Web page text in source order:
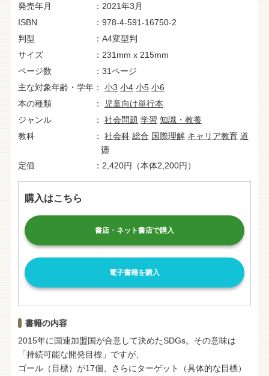
発売年月
2021年3月
ISBN
978-4-591-16750-2
判型
A4変型判
サイズ
231mm x 215mm
ページ数
31ページ
主な対象年齢・学年
小3 小4 小5 小6
本の種類
児童向け単行本
ジャンル
社会問題 学習 知識・教養
教科
社会科 総合 国際理解 キャリア教育 道
徳
定価
2,420円（本体2,200円）
購入はこちら
書店・ネット書店で購入
電子書籍を購入
書籍の内容
2015年に国連加盟国が合意して決めたSDGs。その意味は
「持続可能な開発目標」ですが、
ゴール（目標）が17個、さらにターゲット（具体的な目標）